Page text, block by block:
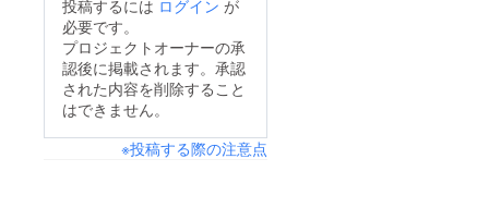
庵 楽道 経営2019
年10月に設立された
Facebookグループ
「EAA美肌ダイエッ
4,000人を超える日本
本当にありがとうござ
います。心からの感謝
と同時に身が引き締ま
る思いです。さて、プ
2/1（土）に開催とい
投稿するには ログイン が
必要です。
プロジェクトオーナーの承
認後に掲載されます。承認
された内容を削除すること
はできません。
※投稿する際の注意点